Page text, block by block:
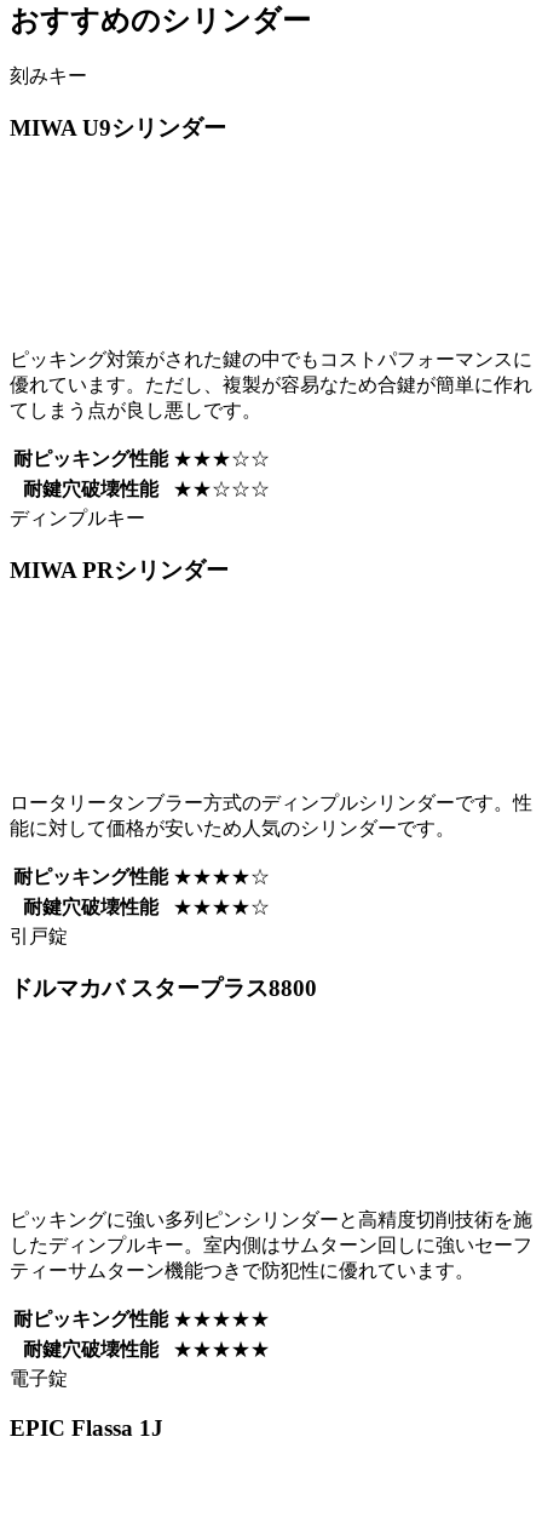
おすすめのシリンダー
刻みキー
MIWA U9シリンダー
ピッキング対策がされた鍵の中でもコストパフォーマンスに
優れています。ただし、複製が容易なため合鍵が簡単に作れ
てしまう点が良し悪しです。
耐ピッキング性能 ★★★☆☆
耐鍵穴破壊性能
★★☆☆☆
ディンプルキー
MIWA PRシリンダー
ロータリータンブラー方式のディンプルシリンダーです。性
能に対して価格が安いため人気のシリンダーです。
耐ピッキング性能 ★★★★☆
耐鍵穴破壊性能
★★★★☆
引戸錠
ドルマカバ スタープラス8800
ピッキングに強い多列ピンシリンダーと高精度切削技術を施
したディンプルキー。室内側はサムターン回しに強いセーフ
ティーサムターン機能つきで防犯性に優れています。
耐ピッキング性能 ★★★★★
耐鍵穴破壊性能
★★★★★
電子錠
EPIC Flassa 1J